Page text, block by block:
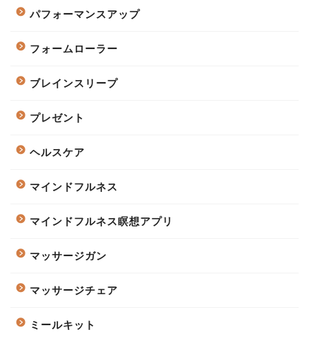
パフォーマンスアップ
フォームローラー
ブレインスリープ
プレゼント
ヘルスケア
マインドフルネス
マインドフルネス瞑想アプリ
マッサージガン
マッサージチェア
ミールキット